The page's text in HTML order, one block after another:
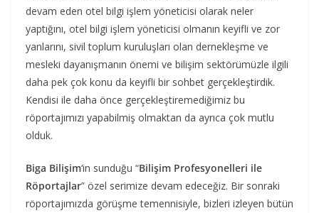
devam eden otel bilgi işlem yöneticisi olarak neler
yaptığını, otel bilgi işlem yöneticisi olmanın keyifli ve zor
yanlarını, sivil toplum kuruluşları olan dernekleşme ve
mesleki dayanışmanın önemi ve bilişim sektörümüzle ilgili
daha pek çok konu da keyifli bir sohbet gerçekleştirdik.
Kendisi ile daha önce gerçekleştiremediğimiz bu
röportajımızı yapabilmiş olmaktan da ayrıca çok mutlu
olduk.
Biga Bilişim‘in sunduğu “Bilişim Profesyonelleri ile
Röportajlar” özel serimize devam edeceğiz. Bir sonraki
röportajımızda görüşme temennisiyle, bizleri izleyen bütün